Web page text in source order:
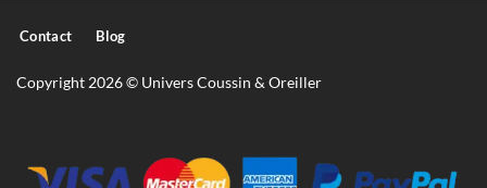
Contact Blog
Copyright 2026 © Univers Coussin & Oreiller